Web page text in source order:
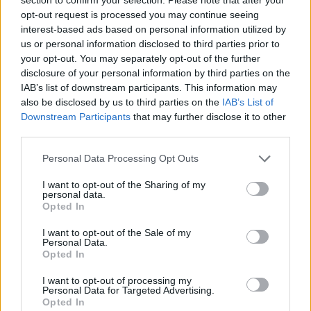
opt-out request is processed you may continue seeing
interest-based ads based on personal information utilized by
us or personal information disclosed to third parties prior to
your opt-out. You may separately opt-out of the further
disclosure of your personal information by third parties on the
IAB’s list of downstream participants. This information may
also be disclosed by us to third parties on the IAB’s List of
Downstream Participants that may further disclose it to other
Please note that this website/app uses one or more Google
not limited to your visit or usage behaviour. You may click to
grant or deny consent to Google and its third-party tags to
use your data for below specified purposes in below Google
consent section.
Personal Data Processing Opt Outs
I want to opt-out of the Sharing of my
personal data.
Opted In
I want to opt-out of the Sale of my
Personal Data.
Opted In
I want to opt-out of processing my
Personal Data for Targeted Advertising.
Opted In
Ioannis Sfairopoulos, candidato
al banquillo del CSKA de Moscú
02/JUN/22 14:27
En Moscú ya le buscan reemplazo a
Dimitris Itoudis.
Ioannis Sfairopoulos deja de ser
Después de casi cuatro años en el
frente del equipo